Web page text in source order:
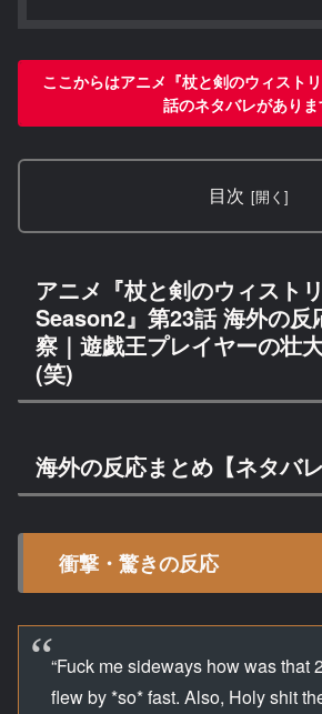
ここからはアニメ『杖と剣のウィスト
話のネタバレがあり
目次
アニメ『杖と剣のウィスト
Season2』第23話 海外の反
察｜遊戯王プレイヤーの壮
(笑)
海外の反応まとめ【ネタバレ
衝撃・驚きの反応
“Fuck me sideways how was that
flew by *so* fast. Also, Holy shit